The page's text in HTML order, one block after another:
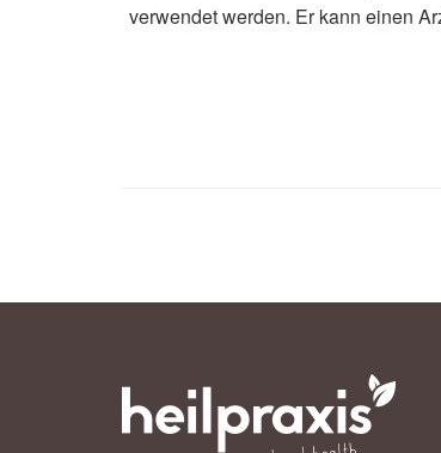
verwendet werden. Er kann einen